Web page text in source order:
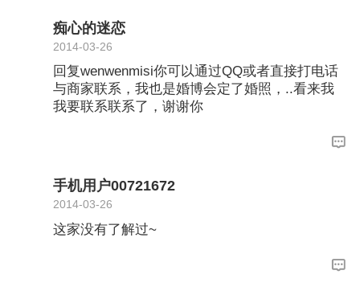
痴心的迷恋
2014-03-26
回复wenwenmisi你可以通过QQ或者直接打电话
与商家联系，我也是婚博会定了婚照，..看来我
我要联系联系了，谢谢你
手机用户00721672
2014-03-26
这家没有了解过~